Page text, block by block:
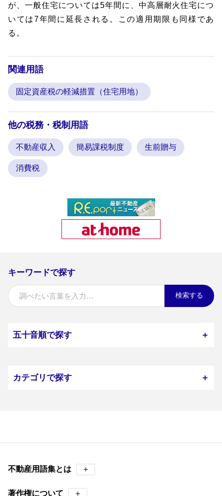
キーワードで探す
検索する
五十音順で探す ＋
カテゴリで探す ＋
が、一般住宅については5年間に、中高層耐火住宅につ
いては7年間に延長される。この適用期限も同様であ
る。
関連用語
固定資産税の軽減措置（住宅用地）
他の税務・税制用語
不動産収入 簡易課税制度 生前贈与
消費税
不動産用語集とは ＋
著作権について ＋